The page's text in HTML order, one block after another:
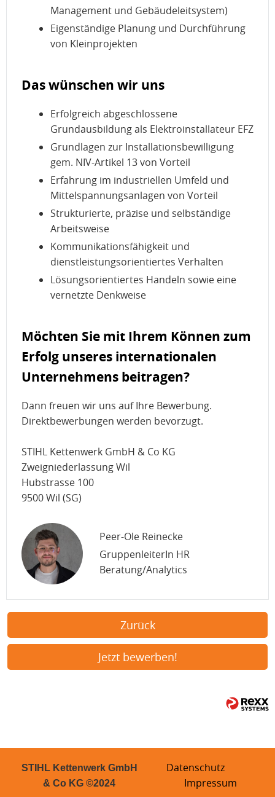
Management und Gebäudeleitsystem)
Eigenständige Planung und Durchführung
von Kleinprojekten
Das wünschen wir uns
Erfolgreich abgeschlossene
Grundausbildung als Elektroinstallateur EFZ
Grundlagen zur Installationsbewilligung
gem. NIV-Artikel 13 von Vorteil
Erfahrung im industriellen Umfeld und
Mittelspannungsanlagen von Vorteil
Strukturierte, präzise und selbständige
Arbeitsweise
Kommunikationsfähigkeit und
dienstleistungsorientiertes Verhalten
Lösungsorientiertes Handeln sowie eine
vernetzte Denkweise
Möchten Sie mit Ihrem Können zum
Erfolg unseres internationalen
Unternehmens beitragen?
Dann freuen wir uns auf Ihre Bewerbung.
Direktbewerbungen werden bevorzugt.
STIHL Kettenwerk GmbH & Co KG
Zweigniederlassung Wil
Hubstrasse 100
9500 Wil (SG)
Peer-Ole Reinecke
GruppenleiterIn HR
Beratung/Analytics
Zurück
Jetzt bewerben!
STIHL Kettenwerk GmbH
& Co KG ©2024
Datenschutz
Impressum